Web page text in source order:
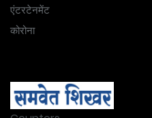
एंटरटेनमेंट
कोरोना